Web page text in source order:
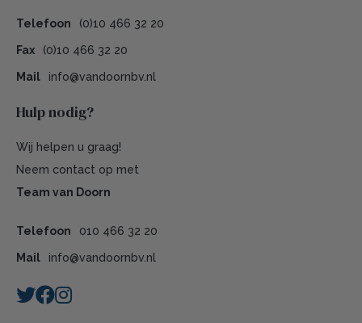
Telefoon (0)10 466 32 20
Fax (0)10 466 32 20
Mail info@vandoornbv.nl
Hulp nodig?
Wij helpen u graag!
Neem contact op met
Team van Doorn
Telefoon 010 466 32 20
Mail info@vandoornbv.nl